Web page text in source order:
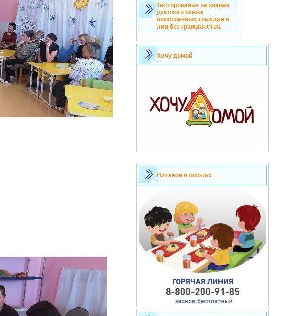
Тестирование на знание
русского языка
иностранных граждан и
лиц без гражданства
Хочу домой
Питание в школах